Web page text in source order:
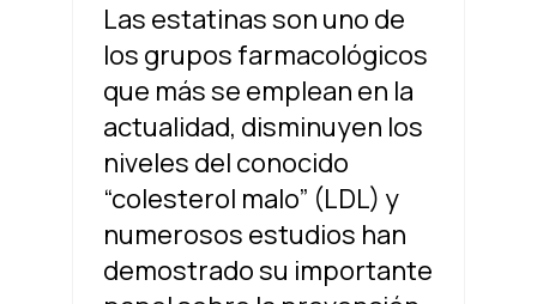
Las estatinas son uno de
los grupos farmacológicos
que más se emplean en la
actualidad, disminuyen los
niveles del conocido
“colesterol malo” (LDL) y
numerosos estudios han
demostrado su importante